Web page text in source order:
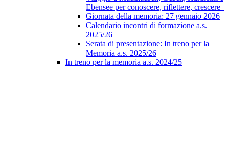
Ebensee per conoscere, riflettere, crescere
Giornata della memoria: 27 gennaio 2026
Calendario incontri di formazione a.s.
2025/26
Serata di presentazione: In treno per la
Memoria a.s. 2025/26
In treno per la memoria a.s. 2024/25